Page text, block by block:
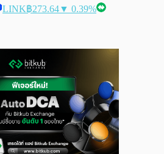
LINK฿273.64▼ 0.39%